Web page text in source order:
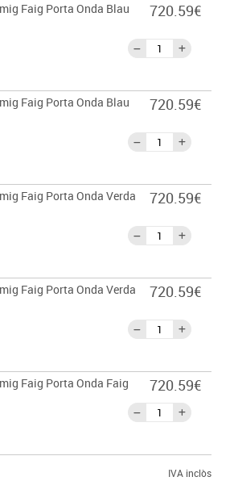
Faig Porta Onda Blau
720.59€
Faig Porta Onda Blau
720.59€
Faig Porta Onda Verda
720.59€
Faig Porta Onda Verda
720.59€
Faig Porta Onda Faig
720.59€
IVA inclòs